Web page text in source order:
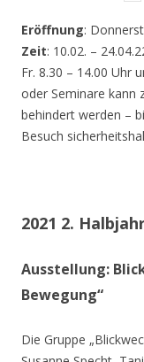
Eröffnung:
Zeit: 10.02. –
Fr. 8.30 – 14.00 Uhr
oder Seminare kann
behindert werden –
Besuch
2021 2.
Ausstellung:
Bewegung“
Die Gruppe